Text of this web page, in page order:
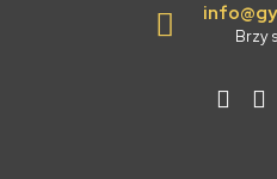
Brzy